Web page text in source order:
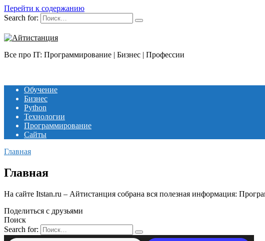
Перейти к содержанию
Search for:
Все про IT: Программирование | Бизнес | Профессии
Обучение
Бизнес
Python
Технологии
Программирование
Сайты
Главная
Главная
На сайте Itstan.ru – Айтистанция собрана вся полезная информация:
Поделиться с друзьями
Поиск
Search for: